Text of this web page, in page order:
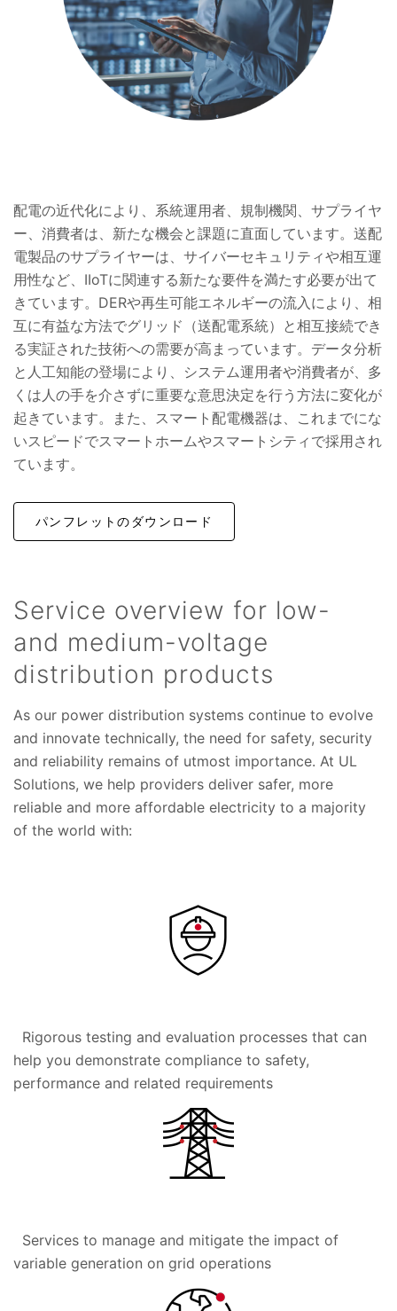
配電の近代化により、系統運用者、規制機関、サプライヤ
ー、消費者は、新たな機会と課題に直面しています。送配
電製品のサプライヤーは、サイバーセキュリティや相互運
用性など、IIoTに関連する新たな要件を満たす必要が出て
きています。DERや再生可能エネルギーの流入により、相
互に有益な方法でグリッド（送配電系統）と相互接続でき
る実証された技術への需要が高まっています。データ分析
と人工知能の登場により、システム運用者や消費者が、多
くは人の手を介さずに重要な意思決定を行う方法に変化が
起きています。また、スマート配電機器は、これまでにな
いスピードでスマートホームやスマートシティで採用され
ています。
パンフレットのダウンロード
Service overview for low-
and medium-voltage
distribution products
As our power distribution systems continue to evolve
and innovate technically, the need for safety, security
and reliability remains of utmost importance. At UL
Solutions, we help providers deliver safer, more
reliable and more affordable electricity to a majority
of the world with:
Rigorous testing and evaluation processes that can
help you demonstrate compliance to safety,
performance and related requirements
Services to manage and mitigate the impact of
variable generation on grid operations